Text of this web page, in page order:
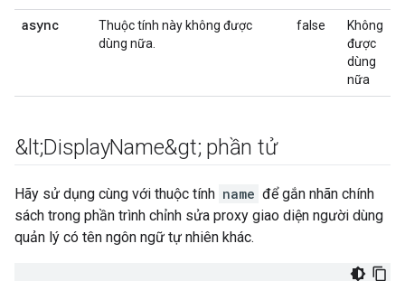
async
Thuộc tính này không được
dùng nữa.
false
Không
được
dùng
nữa
&lt;DisplayName&gt; phần tử
Hãy sử dụng cùng với thuộc tính name để gắn nhãn chính
sách trong phần trình chỉnh sửa proxy giao diện người dùng
quản lý có tên ngôn ngữ tự nhiên khác.